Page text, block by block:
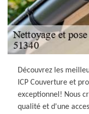
Découvrez les
ICP Couverture et
exceptionnel! Nous
qualité et d'une